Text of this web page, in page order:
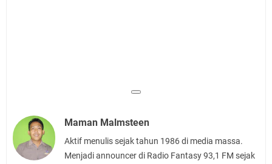
Maman Malmsteen
Aktif menulis sejak tahun 1986 di media massa.
Menjadi announcer di Radio Fantasy 93,1 FM sejak